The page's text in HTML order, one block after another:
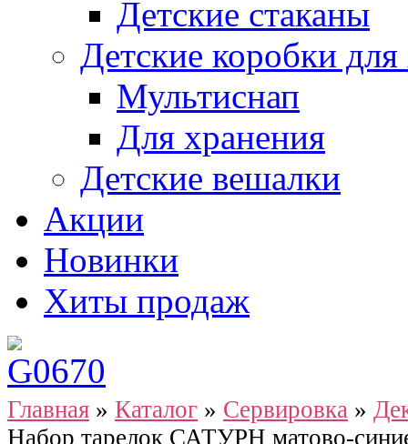
Детские стаканы
Детские коробки
Мультиснап
Для хранения
Детские вешалки
Акции
Новинки
Хиты продаж
Главная » Каталог » Сервировка »
Набор тарелок САТУРН матово-